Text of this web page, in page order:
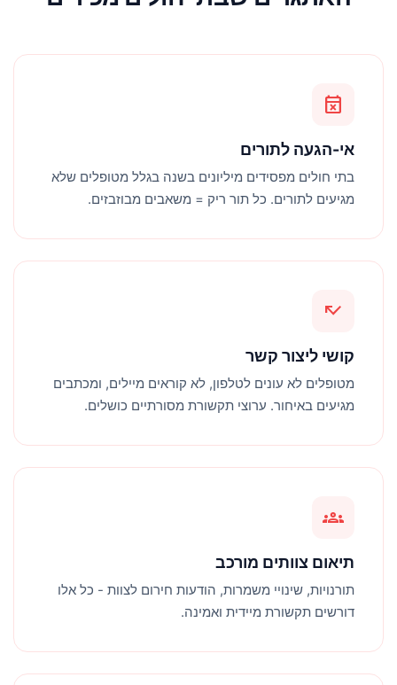
event_busy
אי-הגעה לתורים
בתי חולים מפסידים מיליונים בשנה בגלל מטופלים שלא
מגיעים לתורים. כל תור ריק = משאבים מבוזבזים.
call_missed
קושי ליצור קשר
מטופלים לא עונים לטלפון, לא קוראים מיילים, ומכתבים
מגיעים באיחור. ערוצי תקשורת מסורתיים כושלים.
groups
תיאום צוותים מורכב
תורנויות, שינויי משמרות, הודעות חירום לצוות - כל אלו
דורשים תקשורת מיידית ואמינה.